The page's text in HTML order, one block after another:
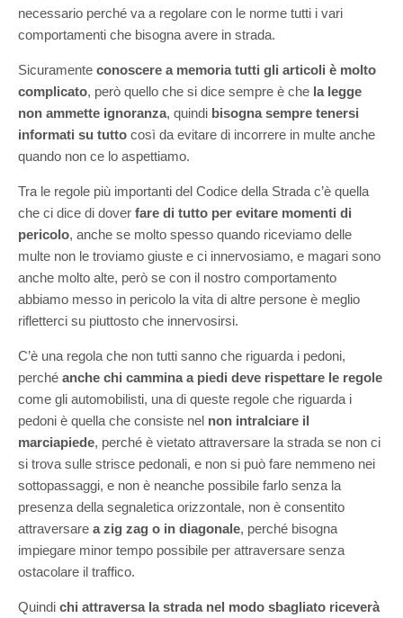
necessario perché va a regolare con le norme tutti i vari
comportamenti che bisogna avere in strada.
Sicuramente conoscere a memoria tutti gli articoli è molto
complicato, però quello che si dice sempre è che la legge
non ammette ignoranza, quindi bisogna sempre tenersi
informati su tutto così da evitare di incorrere in multe anche
quando non ce lo aspettiamo.
Tra le regole più importanti del Codice della Strada c’è quella
che ci dice di dover fare di tutto per evitare momenti di
pericolo, anche se molto spesso quando riceviamo delle
multe non le troviamo giuste e ci innervosiamo, e magari sono
anche molto alte, però se con il nostro comportamento
abbiamo messo in pericolo la vita di altre persone è meglio
rifletterci su piuttosto che innervosirsi.
C’è una regola che non tutti sanno che riguarda i pedoni,
perché anche chi cammina a piedi deve rispettare le regole
come gli automobilisti, una di queste regole che riguarda i
pedoni è quella che consiste nel non intralciare il
marciapiede, perché è vietato attraversare la strada se non ci
si trova sulle strisce pedonali, e non si può fare nemmeno nei
sottopassaggi, e non è neanche possibile farlo senza la
presenza della segnaletica orizzontale, non è consentito
attraversare a zig zag o in diagonale, perché bisogna
impiegare minor tempo possibile per attraversare senza
ostacolare il traffico.
Quindi chi attraversa la strada nel modo sbagliato riceverà